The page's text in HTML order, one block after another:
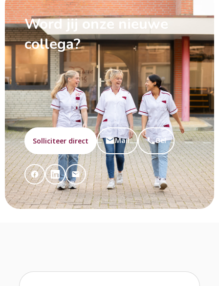
Word jij onze nieuwe
collega?
Solliciteer direct Mail Bel